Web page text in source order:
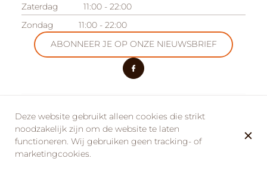
Zaterdag
11:00 - 22:00
Zondag
11:00 - 22:00
ABONNEER JE OP ONZE NIEUWSBRIEF
ONZE ANDERE LOCATIES
Camping des Acacias
Domaine des Acacias
Deze website gebruikt alleen cookies die strikt
noodzakelijk zijn om de website te laten
functioneren. Wij gebruiken geen tracking- of
marketingcookies.